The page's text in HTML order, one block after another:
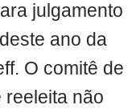
julgamento
ano da
O comitê de
reeleita não